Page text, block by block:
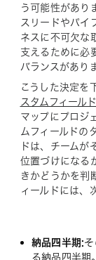
う可能性があり
スリードやパイ
ネスに不可欠な
支えるために必
バランスがあり
こうした決定を
スタムフィールド
マップにプロジ
ムフィールドの
ドは、チームが
位置づけになる
きかどうかを判
ィールドには、
納品四半期:
る納品四半期。